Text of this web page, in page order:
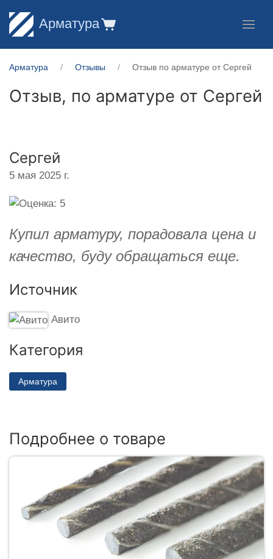
Арматура
Арматура Отзывы Отзыв по арматуре от Сергей
Отзыв, по арматуре от Сергей
Сергей
5 мая 2025 г.
Купил арматуру, порадовала цена и
качество, буду обращаться еще.
Источник
Авито
Категория
Арматура
Подробнее о товаре